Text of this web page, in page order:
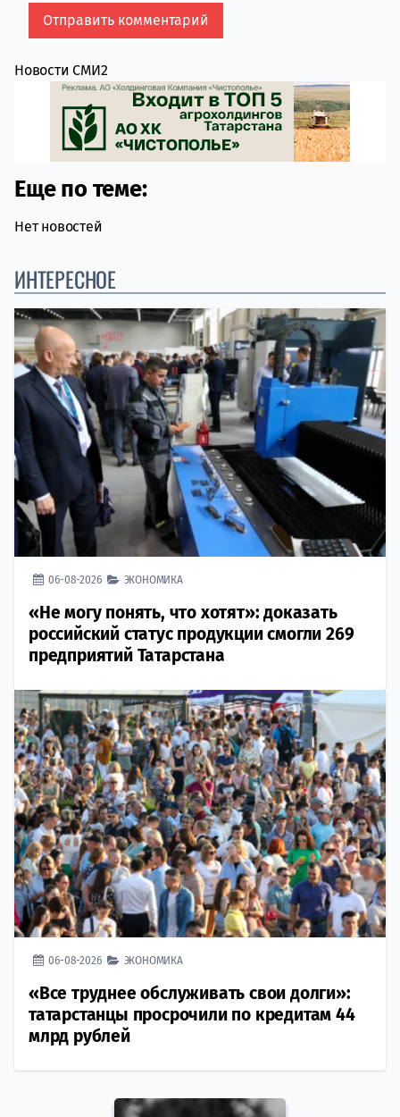
Новости СМИ2
Еще по теме:
Нет новостей
ИНТЕРЕСНОЕ
06-08-2026 ЭКОНОМИКА
«Не могу понять, что хотят»: доказать
российский статус продукции смогли 269
предприятий Татарстана
06-08-2026 ЭКОНОМИКА
«Все труднее обслуживать свои долги»:
татарстанцы просрочили по кредитам 44
млрд рублей